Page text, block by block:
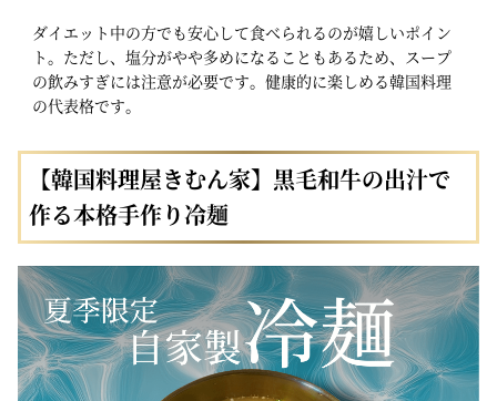
ダイエット中の方でも安心して食べられるのが嬉しいポイン
ト。ただし、塩分がやや多めになることもあるため、スープ
の飲みすぎには注意が必要です。健康的に楽しめる韓国料理
の代表格です。
【韓国料理屋きむん家】黒毛和牛の出汁で
作る本格手作り冷麺